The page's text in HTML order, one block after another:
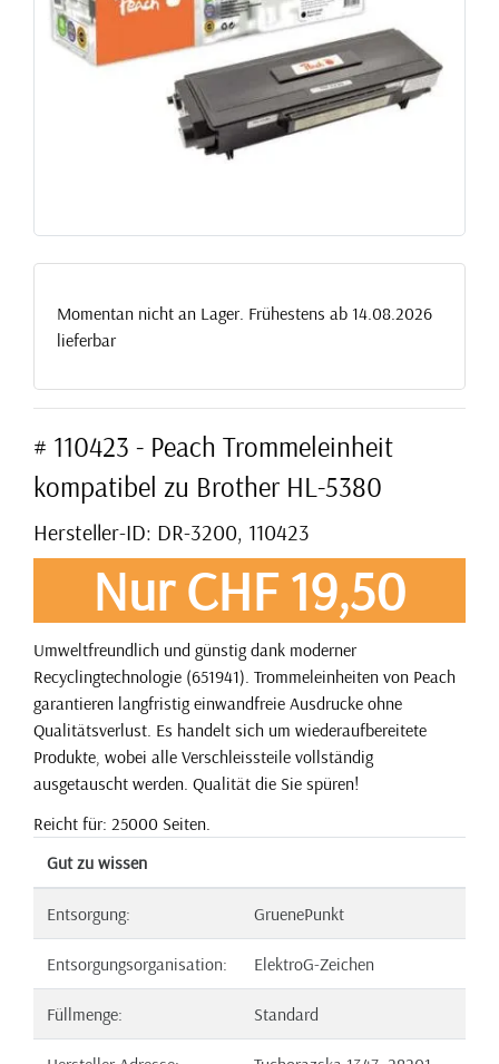
Momentan nicht an Lager. Frühestens ab 14.08.2026
lieferbar
# 110423 - Peach Trommeleinheit
kompatibel zu Brother HL-5380
Hersteller-ID: DR-3200, 110423
Nur CHF 19,50
Umweltfreundlich und günstig dank moderner
Recyclingtechnologie (651941). Trommeleinheiten von Peach
garantieren langfristig einwandfreie Ausdrucke ohne
Qualitätsverlust. Es handelt sich um wiederaufbereitete
Produkte, wobei alle Verschleissteile vollständig
ausgetauscht werden. Qualität die Sie spüren!
Reicht für: 25000 Seiten.
Gut zu wissen
Entsorgung: GruenePunkt
Entsorgungsorganisation: ElektroG-Zeichen
Füllmenge: Standard